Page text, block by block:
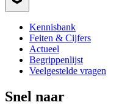
Kennisbank
Feiten & Cijfers
Actueel
Begrippenlijst
Veelgestelde vragen
Snel naar